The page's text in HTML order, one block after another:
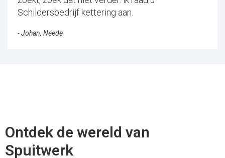
Schildersbedrijf kettering aan.
- Johan, Neede
Ontdek de wereld van
Spuitwerk